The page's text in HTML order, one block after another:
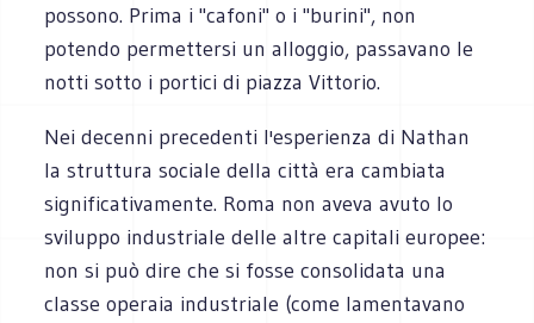
possono. Prima i "cafoni" o i "burini", non
potendo permettersi un alloggio, passavano le
notti sotto i portici di piazza Vittorio.
Nei decenni precedenti l'esperienza di Nathan
la struttura sociale della città era cambiata
significativamente. Roma non aveva avuto lo
sviluppo industriale delle altre capitali europee:
non si può dire che si fosse consolidata una
classe operaia industriale (come lamentavano